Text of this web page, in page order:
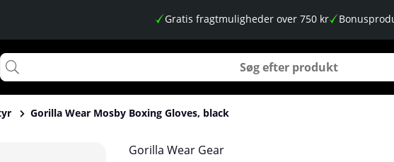
Gratis fragtmuligheder over 750 kr
Gorilla Wear Mosby Boxing Gloves, black
black Gorilla Wear Gear